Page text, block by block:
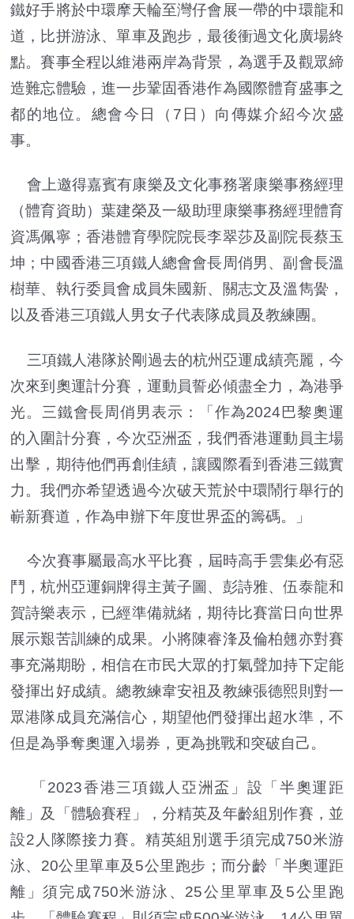
鐵好手將於中環摩天輪至灣仔會展一帶的中環龍和
道，比拼游泳、單車及跑步，最後衝過文化廣場終
點。賽事全程以維港兩岸為背景，為選手及觀眾締
造難忘體驗，進一步鞏固香港作為國際體育盛事之
都的地位。總會今日（7日）向傳媒介紹今次盛
事。
會上邀得嘉賓有康樂及文化事務署康樂事務經理
（體育資助）葉建榮及一級助理康樂事務經理體育
資馮佩寧；香港體育學院院長李翠莎及副院長蔡玉
坤；中國香港三項鐵人總會會長周俏男、副會長溫
樹華、執行委員會成員朱國新、關志文及溫雋黌，
以及香港三項鐵人男女子代表隊成員及教練團。
三項鐵人港隊於剛過去的杭州亞運成績亮麗，今
次來到奧運計分賽，運動員誓必傾盡全力，為港爭
光。三鐵會長周俏男表示：「作為2024巴黎奧運
的入圍計分賽，今次亞洲盃，我們香港運動員主場
出擊，期待他們再創佳績，讓國際看到香港三鐵實
力。我們亦希望透過今次破天荒於中環鬧行舉行的
嶄新賽道，作為申辦下年度世界盃的籌碼。」
今次賽事屬最高水平比賽，屆時高手雲集必有惡
鬥，杭州亞運銅牌得主黃子圖、彭詩雅、伍泰龍和
賀詩樂表示，已經準備就緒，期待比賽當日向世界
展示艱苦訓練的成果。小將陳睿浲及倫柏翹亦對賽
事充滿期盼，相信在市民大眾的打氣聲加持下定能
發揮出好成績。總教練韋安祖及教練張德熙則對一
眾港隊成員充滿信心，期望他們發揮出超水準，不
但是為爭奪奧運入場券，更為挑戰和突破自己。
「2023香港三項鐵人亞洲盃」設「半奧運距
離」及「體驗賽程」，分精英及年齡組別作賽，並
設2人隊際接力賽。精英組別選手須完成750米游
泳、20公里單車及5公里跑步；而分齡「半奧運距
離」須完成750米游泳、25公里單車及5公里跑